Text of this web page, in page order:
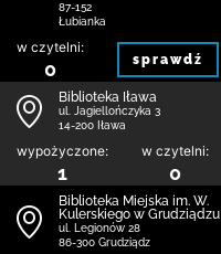
87-152
Łubianka
w czytelni:
0 sprawdź
Biblioteka Iława
ul. Jagiellończyka 3
14-200 Iława
wypożyczone:
1
w czytelni:
0
Biblioteka Miejska im. W.
Kulerskiego w Grudziądzu
ul. Legionów 28
86-300 Grudziądz